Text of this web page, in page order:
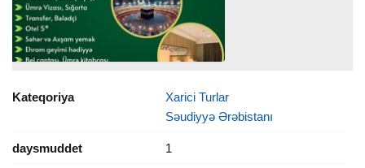
Kateqoriya
Xarici Turlar
Səudiyyə Ərəbistanı
daysmuddet 1